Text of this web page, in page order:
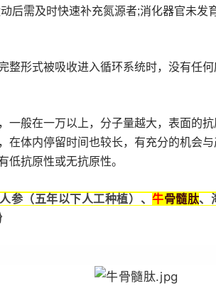
后需及时快速补充氮源者;消化器官未发
整形式被吸收进入循环系统时，没有任
一般在一万以上，分子量越大，表面的
在体内停留时间也较长，有充分的机会
低抗原性或无抗原性。
人参（五年以下人工种植）、牛骨髓肽、